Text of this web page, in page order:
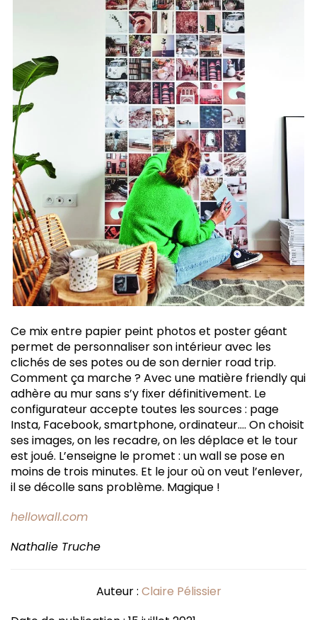
Ce mix entre papier peint photos et poster géant
permet de personnaliser son intérieur avec les
clichés de ses potes ou de son dernier road trip.
Comment ça marche ? Avec une matière friendly qui
adhère au mur sans s’y fixer définitivement. Le
configurateur accepte toutes les sources : page
Insta, Facebook, smartphone, ordinateur…. On choisit
ses images, on les recadre, on les déplace et le tour
est joué. L’enseigne le promet : un wall se pose en
moins de trois minutes. Et le jour où on veut l’enlever,
il se décolle sans problème. Magique !
hellowall.com
Nathalie Truche
Auteur : Claire Pélissier